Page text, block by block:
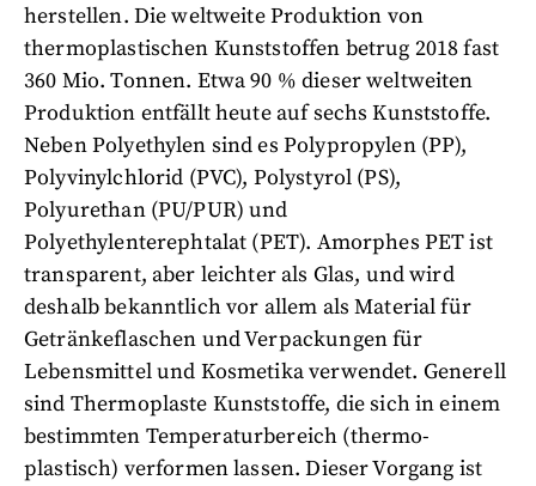
herstellen. Die weltweite Produktion von
thermoplastischen Kunststoffen betrug 2018 fast
360 Mio. Tonnen. Etwa 90 % dieser weltweiten
Produktion entfällt heute auf sechs Kunststoffe.
Neben Polyethylen sind es Polypropylen (PP),
Polyvinylchlorid (PVC), Polystyrol (PS),
Polyurethan (PU/PUR) und
Polyethylenterephtalat (PET). Amorphes PET ist
transparent, aber leichter als Glas, und wird
deshalb bekanntlich vor allem als Material für
Getränkeflaschen und Verpackungen für
Lebensmittel und Kosmetika verwendet. Generell
sind Thermoplaste Kunststoffe, die sich in einem
bestimmten Temperaturbereich (thermo-
plastisch) verformen lassen. Dieser Vorgang ist